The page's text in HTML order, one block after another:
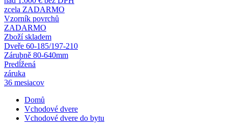
zcela ZADARMO
Vzorník povrchů
ZADARMO
Zboží skladem
Dveře 60-185/197-210
Zárubně 80-640mm
Predĺžená
záruka
36 mesiacov
Domů
Vchodové dvere
Vchodové dvere do bytu